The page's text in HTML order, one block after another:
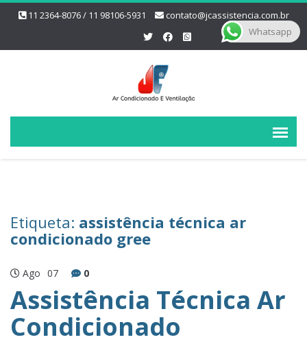
11 2364-8076 / 11 98106-5931 contato@jcassistencia.com.br
Etiqueta: assistência técnica ar
condicionado gree
Ago 07 0
Assistência Técnica Ar
Condicionado
Whatsapp